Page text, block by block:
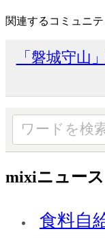
関連するコミュニ
「磐城守山
mixiニュース
食料自